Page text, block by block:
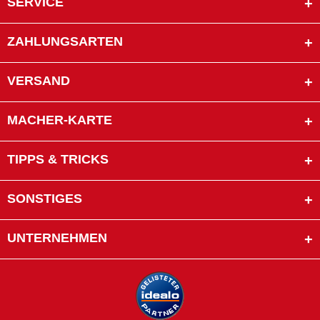
ZAHLUNGSARTEN
VERSAND
MACHER-KARTE
TIPPS & TRICKS
SONSTIGES
UNTERNEHMEN